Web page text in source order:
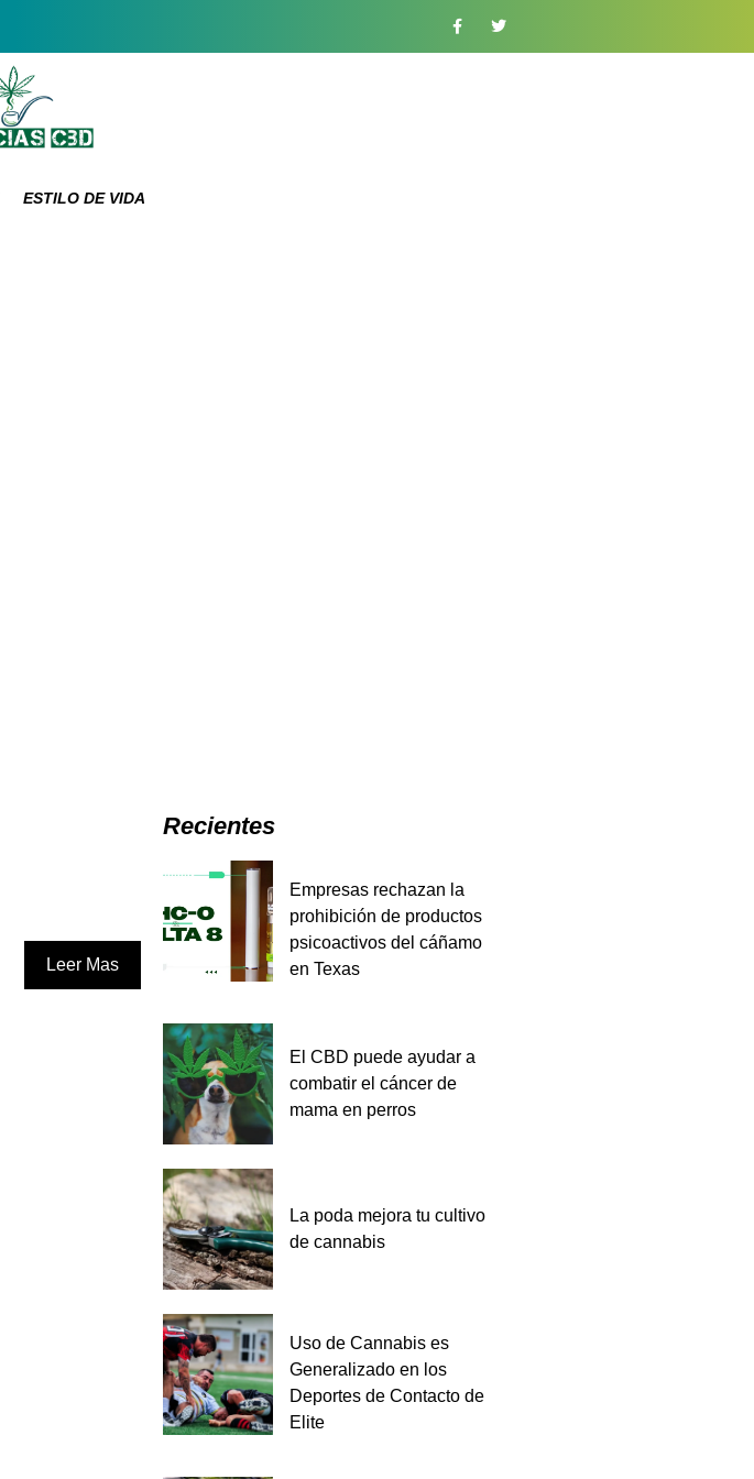
ESTILO DE VIDA
Leer Mas
Recientes
Empresas rechazan la
prohibición de productos
psicoactivos del cáñamo
en Texas
El CBD puede ayudar a
combatir el cáncer de
mama en perros
La poda mejora tu cultivo
de cannabis
Uso de Cannabis es
Generalizado en los
Deportes de Contacto de
Elite